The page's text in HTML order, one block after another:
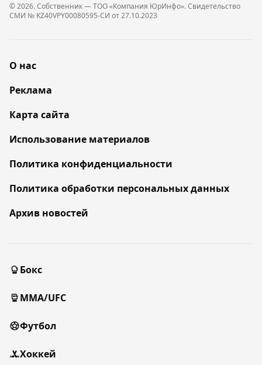
© 2026. Собственник — ТОО «Компания ЮрИнфо». Cвидетельство
СМИ № KZ40VPY00080595-СИ от 27.10.2023
О нас
Реклама
Карта сайта
Использование материалов
Политика конфиденциальности
Политика обработки персональных данных
Архив новостей
Бокс
MMA/UFC
Футбол
Хоккей